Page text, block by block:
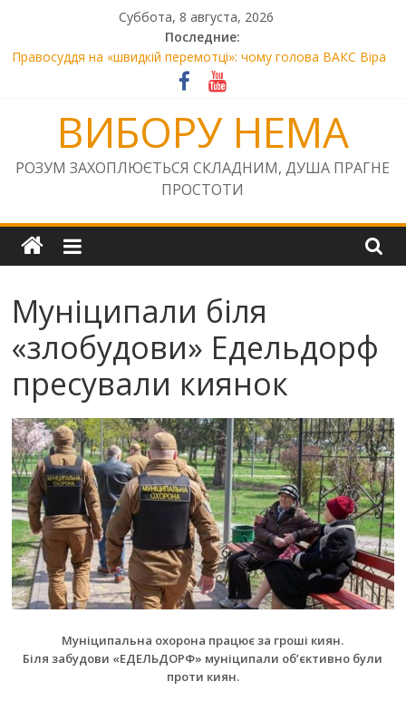
content
Суббота, 8 августа, 2026
Последние:
Правосуддя на «швидкій перемотці»: чому голова ВАКС Віра
Михайленко вирішила «промотати» матеріали НСРД і
закрити онлайн-трансляції у резонансній справі
Libink — новий вимір блогінгу: простір, де народжуються ідеї
та спільноти
знищення
Прокурор Сисоєв завдав Україні збитків на 7800 євро. Чому
01.01. 01.01.2026
ВИБОРУ НЕМА
РОЗУМ ЗАХОПЛЮЄТЬСЯ СКЛАДНИМ, ДУША ПРАГНЕ
ПРОСТОТИ
Муніципали біля
«злобудови» Едельдорф
пресували киянок
Муніципальна охорона працює за гроші киян.
Біля забудови «ЕДЕЛЬДОРФ» муніципали об’єктивно були
проти киян.